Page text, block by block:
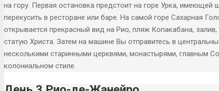
на гору. Первая остановка предстоит на горе Урка,
перекусить в ресторане или баре. На самой горе Сахарная
открывается прекрасный вид на Рио, пляж Копакабана,
статую Христа. Затем на машине Вы отправитесь в
несколькими старинными церквями, монастырями, главным
колониальном стиле.